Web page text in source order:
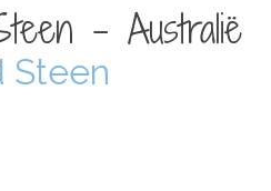
- Australië
Steen